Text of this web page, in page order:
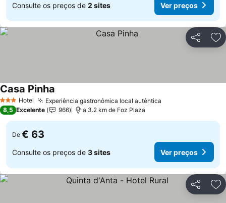
Consulte os preços de 2 sites Ver preços
Partilhar
3 EstrelasHotel Experiência gastronômica local autêntica
Casa Pinha
8,5 Excelente 966 a 3.2 km de Foz Plaza
De € 63
Consulte os preços de 3 sites Ver preços
Partilhar